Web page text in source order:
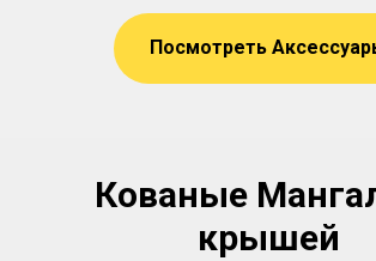
Посмотреть
Кованые
крышей